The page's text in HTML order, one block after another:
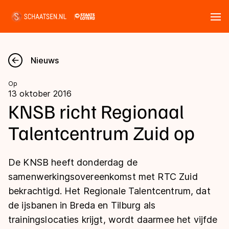
Nieuws
Kalender
Disciplines
Langebaan
Shorttrack
Inlineskaten
Uitslagen
Langebaan
Shorttrack
Marathon
Tijden & historie
Ranglijsten Langebaan
Nieuws
Op
13 oktober 2016
KNSB richt Regionaal
Talentcentrum Zuid op
De KNSB heeft donderdag de
samenwerkingsovereenkomst met RTC Zuid
bekrachtigd. Het Regionale Talentcentrum, dat
de ijsbanen in Breda en Tilburg als
trainingslocaties krijgt, wordt daarmee het vijfde